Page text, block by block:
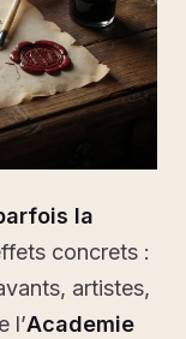
la
concrets :
artistes,
l’Academie